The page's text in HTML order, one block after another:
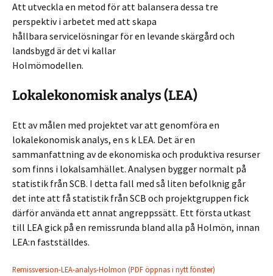
Att utveckla en metod för att balansera dessa tre
perspektiv i arbetet med att skapa
hållbara servicelösningar för en levande skärgård och
landsbygd är det vi kallar
Holmömodellen.
Lokalekonomisk analys (LEA)
Ett av målen med projektet var att genomföra en
lokalekonomisk analys, en s k LEA. Det är en
sammanfattning av de ekonomiska och produktiva resurser
som finns i lokalsamhället. Analysen bygger normalt på
statistik från SCB. I detta fall med så liten befolknig går
det inte att få statistik från SCB och projektgruppen fick
därför använda ett annat angreppssätt. Ett första utkast
till LEA gick på en remissrunda bland alla på Holmön, innan
LEA:n fastställdes.
Remissversion-LEA-analys-Holmon (PDF öppnas i nytt fönster)